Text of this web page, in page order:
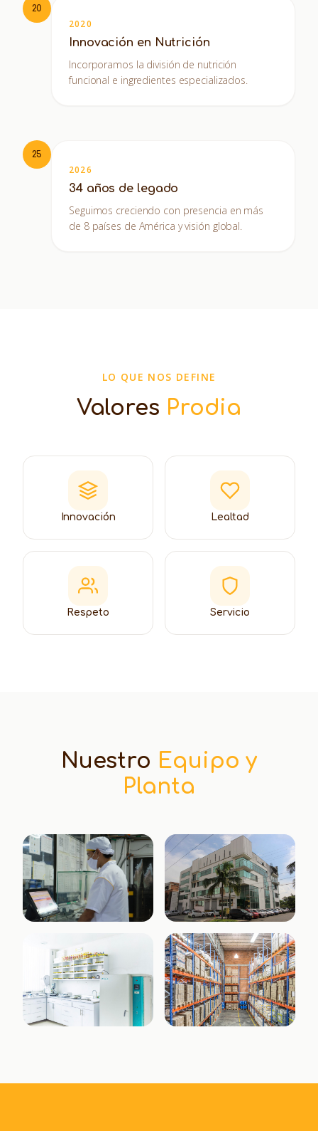
20
2020
Innovación en Nutrición
Incorporamos la división de nutrición
funcional e ingredientes especializados.
25
2026
34 años de legado
Seguimos creciendo con presencia en más
de 8 países de América y visión global.
LO QUE NOS DEFINE
Valores Prodia
Innovación Lealtad
Respeto Servicio
Nuestro Equipo y
Planta